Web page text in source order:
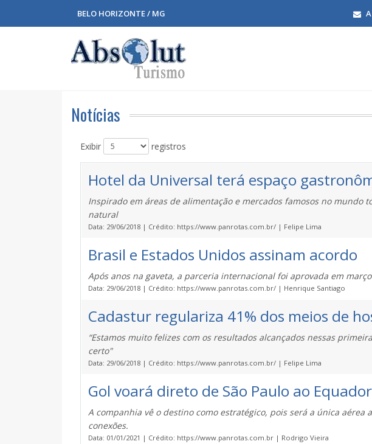
BELO HORIZONTE / MG
Notícias
Exibir registros
Hotel da Universal terá espaço
Inspirado em áreas de alimentação e mercados famosos no mundo
natural
Data: 29/06/2018 | Crédito: https://www.panrotas.com.br/ | Felipe Lima
Brasil e Estados Unidos assinam acordo
Após anos na gaveta, a parceria internacional foi aprovada em
Data: 29/06/2018 | Crédito: https://www.panrotas.com.br/ | Henrique Santiago
Cadastur regulariza 41% dos meios de
“Estamos muito felizes com os resultados alcançados nessas
certo"
Data: 29/06/2018 | Crédito: https://www.panrotas.com.br/ | Felipe Lima
Gol voará direto de São Paulo ao Equador
A companhia vê o destino como estratégico, pois será a única aérea
conexões.
Data: 01/01/2021 | Crédito: https://www.panrotas.com.br | Rodrigo Vieira